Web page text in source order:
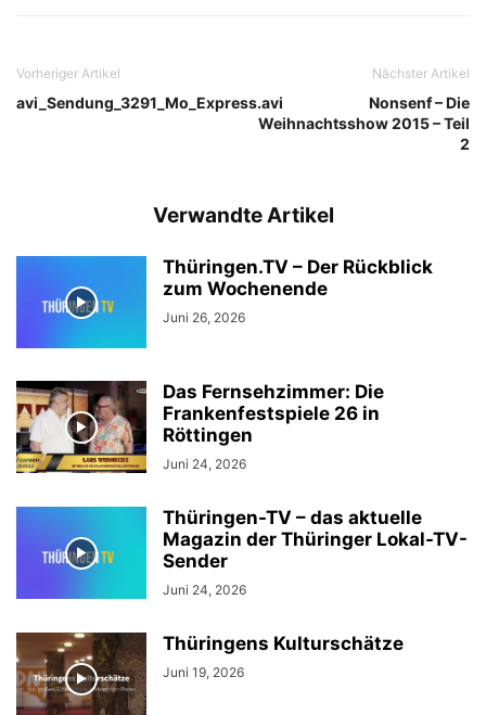
Vorheriger Artikel
avi_Sendung_3291_Mo_Express.avi
Nächster Artikel
Nonsenf – Die
Weihnachtsshow 2015 – Teil
2
Verwandte Artikel
Thüringen.TV – Der Rückblick
zum Wochenende
Juni 26, 2026
Das Fernsehzimmer: Die
Frankenfestspiele 26 in
Röttingen
Juni 24, 2026
Thüringen-TV – das aktuelle
Magazin der Thüringer Lokal-TV-
Sender
Juni 24, 2026
Thüringens Kulturschätze
Juni 19, 2026